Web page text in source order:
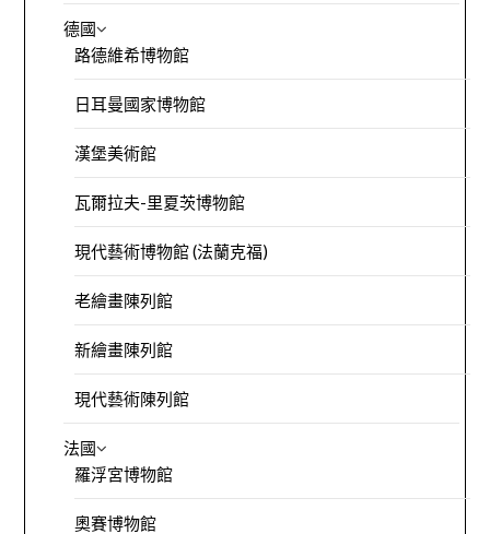
德國
路德維希博物館
日耳曼國家博物館
漢堡美術館
瓦爾拉夫-里夏茨博物館
現代藝術博物館 (法蘭克福)
老繪畫陳列館
新繪畫陳列館
現代藝術陳列館
法國
羅浮宮博物館
奧賽博物館